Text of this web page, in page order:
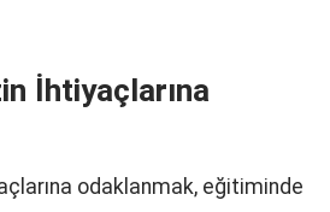
İhtiyaçlarına
odaklanmak, eğitiminde